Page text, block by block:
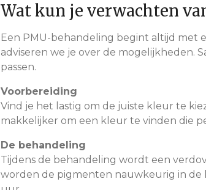
Wat kun je verwachten
Een PMU-behandeling begint altijd met
adviseren we je over de mogelijkheden.
passen.
Voorbereiding
Vind je het lastig om de juiste kleur te
makkelijker om een kleur te vinden die
De behandeling
Tijdens de behandeling wordt een
worden de pigmenten nauwkeurig in de